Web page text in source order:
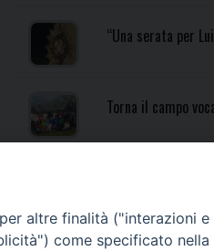
“Una serata per
Torna il campo
altre finalità ("interazioni e
come specificato nella